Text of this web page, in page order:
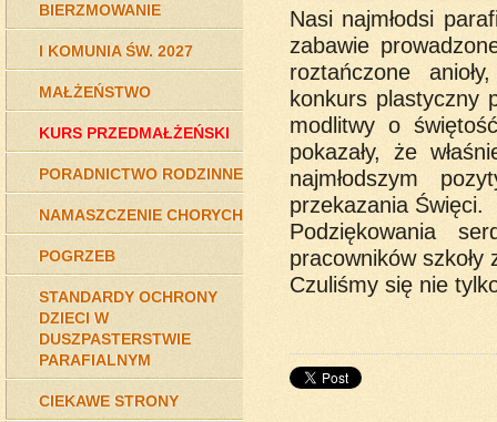
BIERZMOWANIE
I KOMUNIA ŚW. 2027
MAŁŻEŃSTWO
KURS PRZEDMAŁŻEŃSKI
PORADNICTWO RODZINNE
NAMASZCZENIE CHORYCH
POGRZEB
STANDARDY OCHRONY
DZIECI W
DUSZPASTERSTWIE
PARAFIALNYM
CIEKAWE STRONY
Nasi najmłodsi
zabawie
roztańczone
konkurs plastyczny
modlitwy o
pokazały, że
najmłodszym
przekazania Święci.
Podziękowania
pracowników szkoły
Czuliśmy się nie